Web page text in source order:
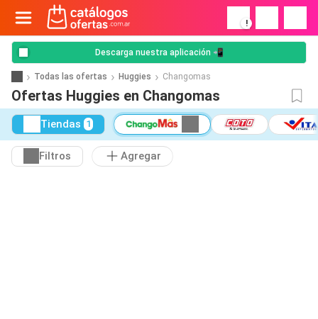
!
Descarga nuestra aplicación 📲
Todas las ofertas Huggies Changomas
Ofertas Huggies en Changomas
Tiendas 1
Filtros Agregar